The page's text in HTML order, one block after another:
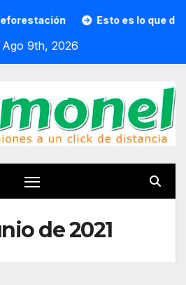
Esto es lo que debes
Ago 9th, 2026
de 2021